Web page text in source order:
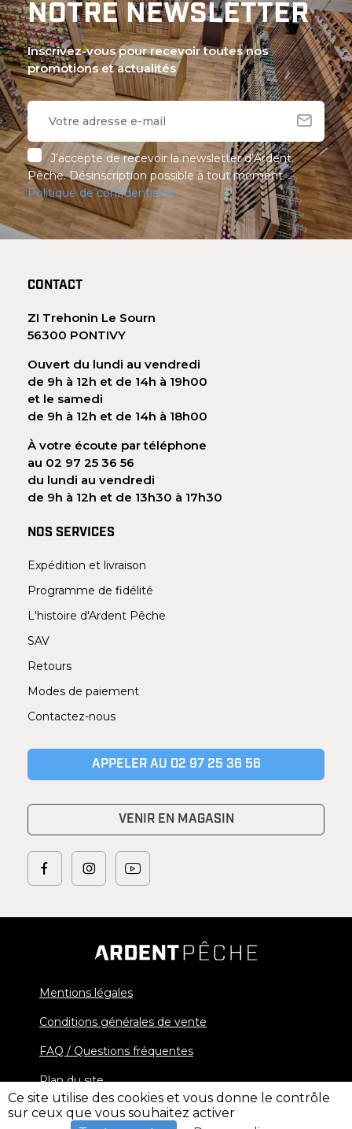
NOTRE NEWSLETTER
Inscrivez-vous pour recevoir toutes nos
promotions et actualités
J’accepte de recevoir la newsletter d’Ardent
Pêche. Désinscription possible à tout moment.
Politique de confidentialité
CONTACT
ZI Trehonin Le Sourn
56300 PONTIVY
Ouvert du lundi au vendredi
de 9h à 12h et de 14h à 19h00
et le samedi
de 9h à 12h et de 14h à 18h00
À votre écoute par téléphone
au 02 97 25 36 56
du lundi au vendredi
de 9h à 12h et de 13h30 à 17h30
NOS SERVICES
Expédition et livraison
Programme de fidélité
L'histoire d'Ardent Pêche
SAV
Retours
Modes de paiement
Contactez-nous
APPELER AU 02 97 25 36 56
VENIR EN MAGASIN
Mentions légales
Conditions générales de vente
FAQ / Questions fréquentes
Plan du site
© 2026 Ardent Pêche - Tous droits réservés
Ce site utilise des cookies et vous donne le contrôle
sur ceux que vous souhaitez activer